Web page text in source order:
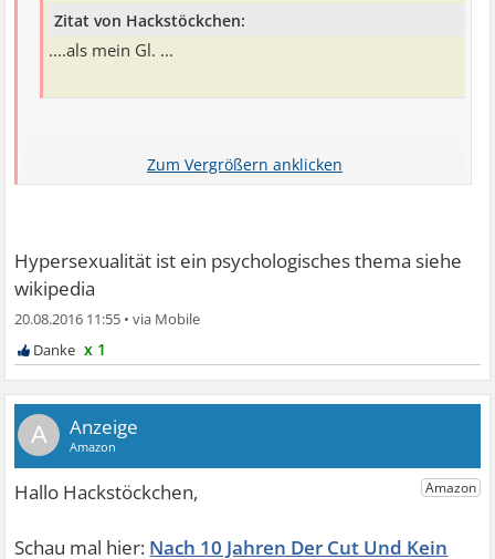
Zitat von Hackstöckchen:
....als mein Gl. ...
Ich glaube das verwandelt sich zu einem S.. Forum
Hypersexualität ist ein psychologisches thema siehe
wikipedia
20.08.2016 11:55 •
x 1
A
Nach 10 Jahren Der Cut Und Kein